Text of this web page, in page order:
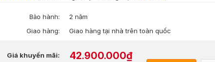
Bảo hành:
2 năm
Giao hàng:
Giao hàng tại nhà trên toàn quốc
Giá khuyến mãi:
42.900.000₫